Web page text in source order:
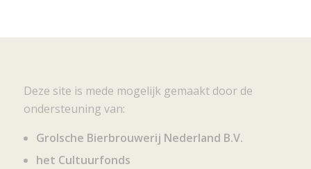
Deze site is mede mogelijk gemaakt door de
ondersteuning van:
Grolsche Bierbrouwerij Nederland B.V.
het Cultuurfonds